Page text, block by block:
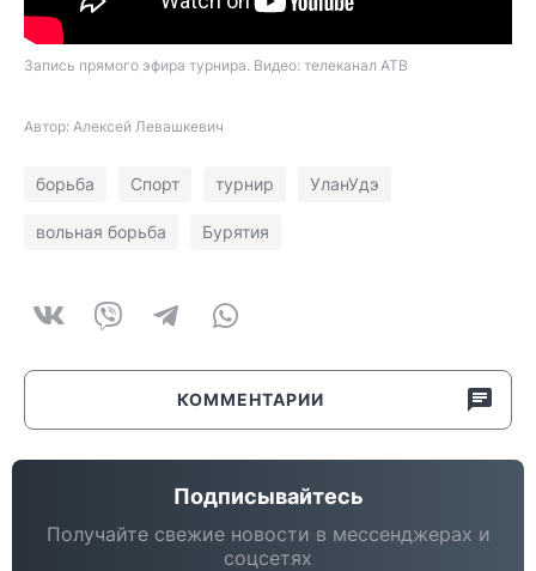
Запись прямого эфира турнира. Видео: телеканал АТВ
Автор: Алексей Левашкевич
борьба Спорт турнир УланУдэ
вольная борьба Бурятия
КОММЕНТАРИИ
Подписывайтесь
Получайте свежие новости в мессенджерах и
соцсетях